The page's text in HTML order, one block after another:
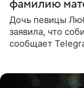
фамилию
Дочь певицы
заявила, что
сообщает